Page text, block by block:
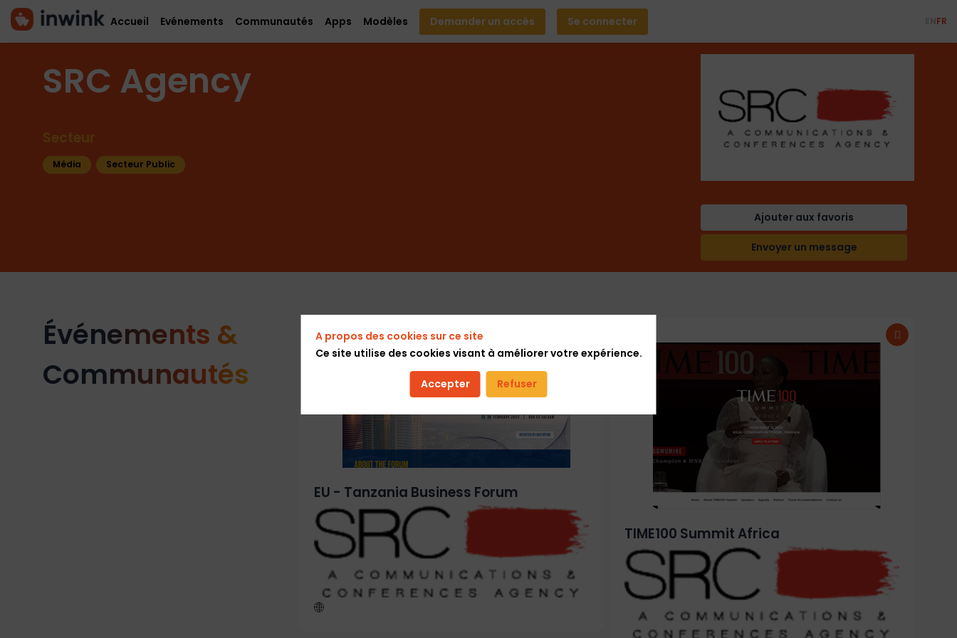
Accueil Evénements Communautés Apps Modèles Demander un accès Se connecter FR
SRC Agency
Secteur
Média Secteur Public
Ajouter aux favoris
Envoyer un message
Événements &
Communautés
EU - Tanzania Business Forum
TIME100 Summit Africa
A propos des cookies sur ce site
Ce site utilise des cookies visant à améliorer votre expérience.
Accepter Refuser